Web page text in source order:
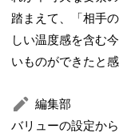
踏まえて、「相手
しい温度感を含む
いものができたと感
編集部
バリューの設定か